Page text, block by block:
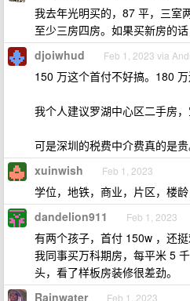
我去年光明买的，87 平，三室
至少三房四房。如果买新房的
djoiwhud Feb 1, 2023 via
150 万这个首付不好搞。180 万
我个人建议罗湖中心区二手房，
可是深圳的税费中介费真的是贵
xuinwish Feb 1, 2023
学位，地铁，商业，片区，楼
dandelion911 Feb 1, 2023
有两个孩子，首付 150w ，还
我同事买万科期房，每平米 5
头，看了样板房装修很差劲。
Rainwater Feb 1, 2023